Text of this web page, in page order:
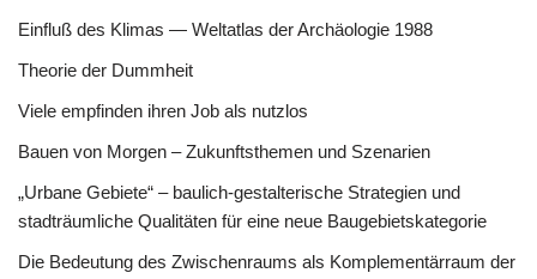
Einfluß des Klimas — Weltatlas der Archäologie 1988
Theorie der Dummheit
Viele empfinden ihren Job als nutzlos
Bauen von Morgen – Zukunftsthemen und Szenarien
„Urbane Gebiete“ – baulich-gestalterische Strategien und
stadträumliche Qualitäten für eine neue Baugebietskategorie
Die Bedeutung des Zwischenraums als Komplementärraum der